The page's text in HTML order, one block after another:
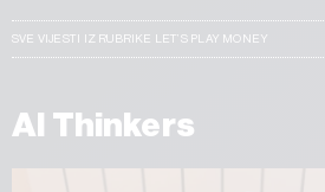
SVE VIJESTI IZ RUBRIKE LET’S PLAY MONEY
AI Thinkers